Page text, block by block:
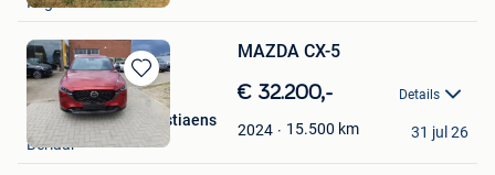
Favorieten
Bewaren
in
Mijn
Favorieten
MAZDA CX-5
€ 32.200,- Details
2024 15.500 km
Garage Renault Cerstiaens
Berlaar
31 jul 26